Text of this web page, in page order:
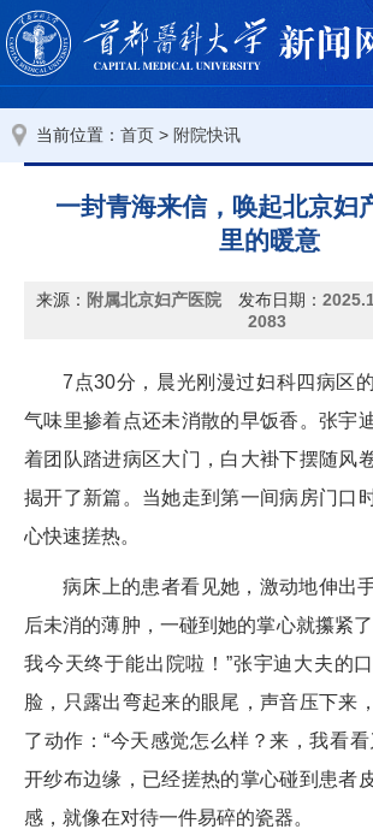
当前位置： 首页 > 附院快讯
一封青海来信，唤起北京妇
里的暖意
来源： 附属北京妇产医院 发布日期：
2083
7点30分，晨光刚漫过妇科四病区
气味里掺着点还未消散的早饭香。张宇
着团队踏进病区大门，白大褂下摆随风
揭开了新篇。当她走到第一间病房门口
心快速搓热。
病床上的患者看见她，激动地伸出
后未消的薄肿，一碰到她的掌心就攥紧了
我今天终于能出院啦！”张宇迪大夫的
脸，只露出弯起来的眼尾，声音压下来
了动作：“今天感觉怎么样？来，我看
开纱布边缘，已经搓热的掌心碰到患者
感，就像在对待一件易碎的瓷器。